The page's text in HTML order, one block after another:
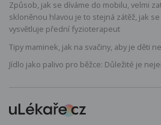
Způsob, jak se díváme do mobilu, velmi
skloněnou hlavou je to stejná zátěž, jak
vysvětluje přední fyzioterapeut
Tipy maminek, jak na svačiny, aby je děti
Jídlo jako palivo pro běžce: Důležité je